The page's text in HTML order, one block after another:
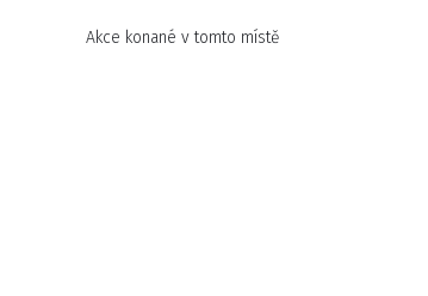
Akce konané v tomto místě